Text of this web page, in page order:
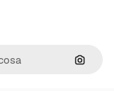
Cerca